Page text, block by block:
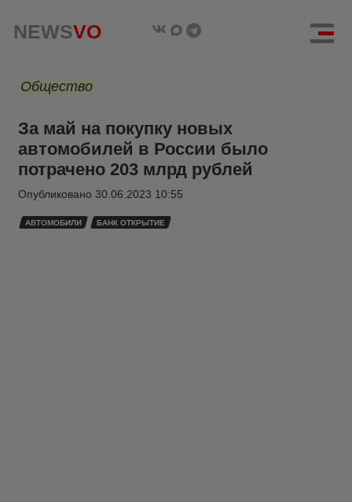
NEWSVO
Общество
За май на покупку новых
автомобилей в России было
потрачено 203 млрд рублей
Опубликовано 30.06.2023 10:55
АВТОМОБИЛИ БАНК ОТКРЫТИЕ